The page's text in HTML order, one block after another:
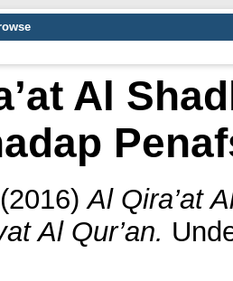
Al
(2016)Al Qira’at
Al Qur’an.